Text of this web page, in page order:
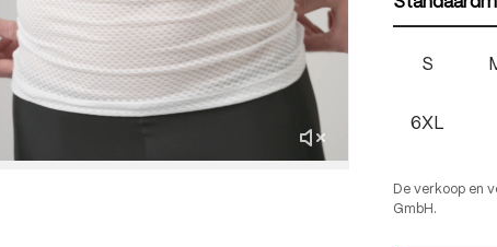
S
6XL
De verkoop en
GmbH.